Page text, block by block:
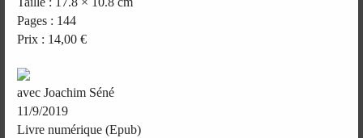
Pages : 144
Prix : 14,00 €
avec Joachim Séné
11/9/2019
Livre numérique (Epub)